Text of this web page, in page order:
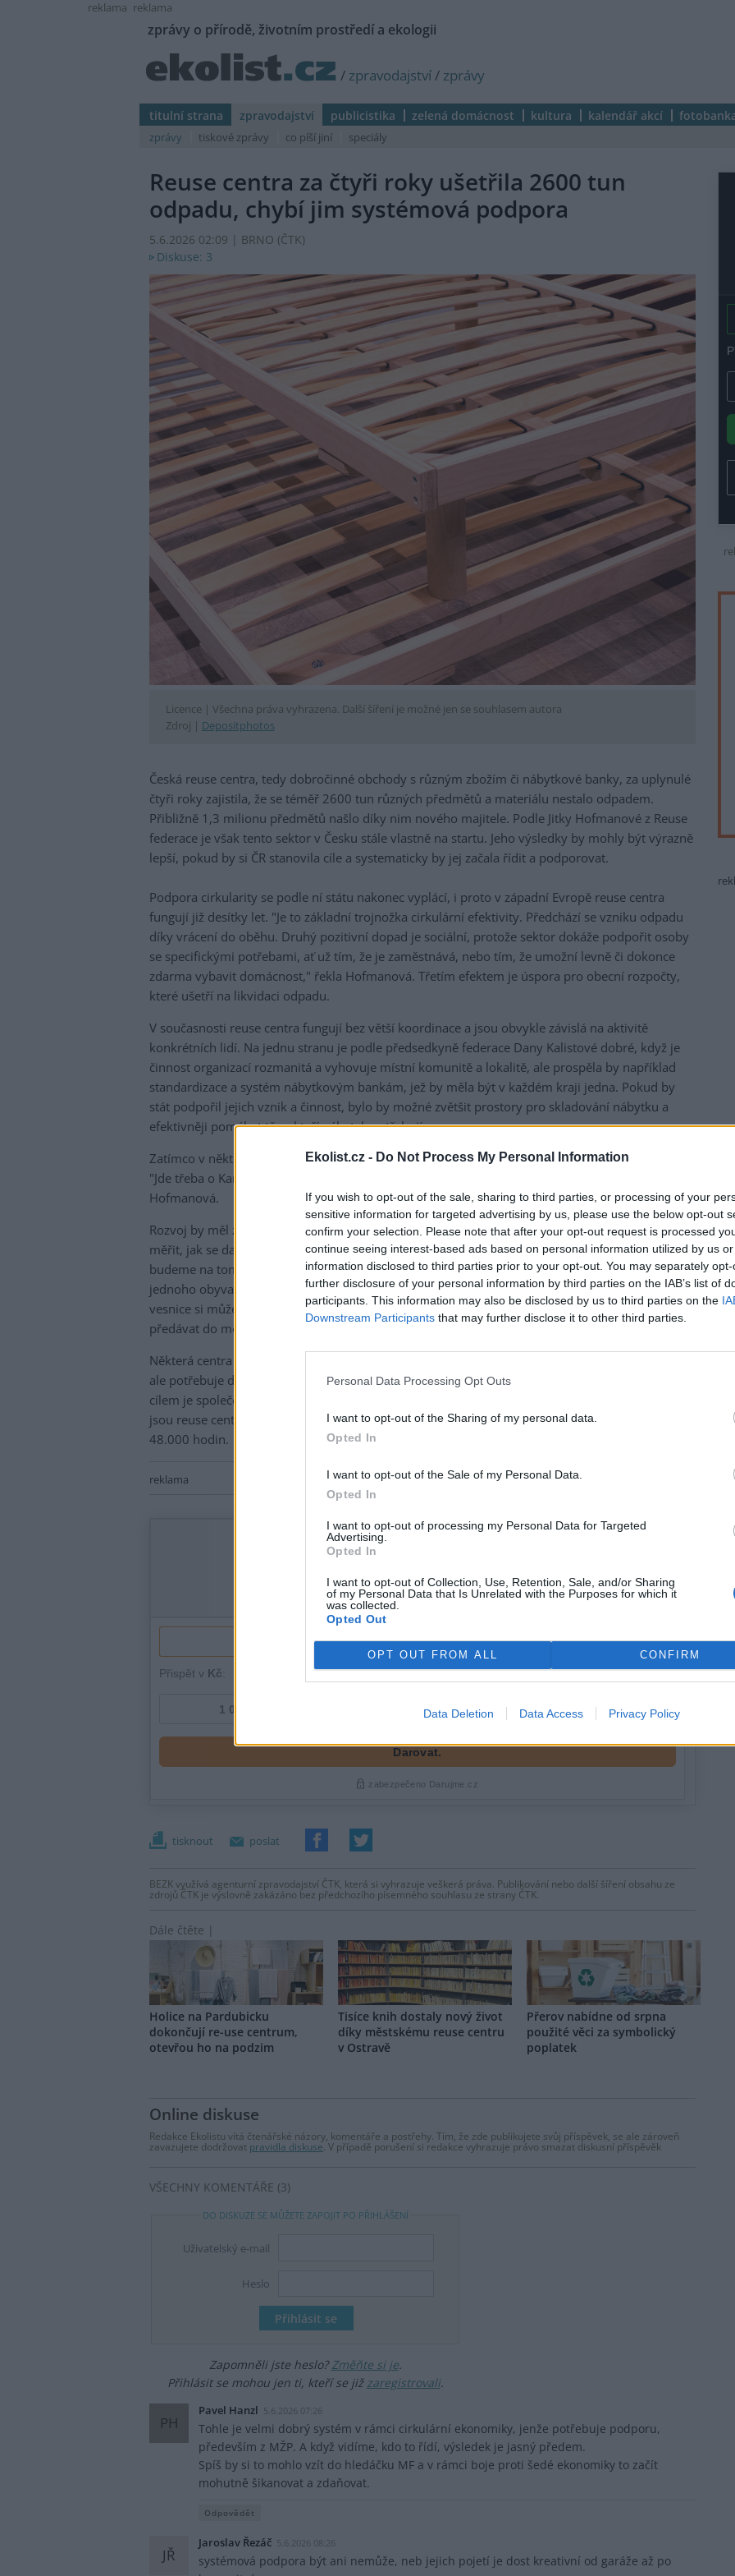
Ekolist.cz - Do Not Process My Personal Information
If you wish to opt-out of the sale, sharing to third parties, or processing of your
sensitive information for targeted advertising by us, please use the below opt-out
confirm your selection. Please note that after your opt-out request is processed
continue seeing interest-based ads based on personal information utilized by us
information disclosed to third parties prior to your opt-out. You may separately
further disclosure of your personal information by third parties on the IAB’s list of
participants. This information may also be disclosed by us to third parties on the
Downstream Participants that may further disclose it to other third parties.
Personal Data Processing Opt Outs
I want to opt-out of the Sharing of my personal data.
Opted In
I want to opt-out of the Sale of my Personal Data.
Opted In
I want to opt-out of processing my Personal Data for Targeted
Advertising.
Opted In
I want to opt-out of Collection, Use, Retention, Sale, and/or Sharing
of my Personal Data that Is Unrelated with the Purposes for which it
was collected.
Opted Out
OPT OUT FROM ALL CONFIRM
Data Deletion Data Access Privacy Policy
reklama reklama
zprávy o přírodě, životním prostředí a ekologii
/ zpravodajství/ zprávy
titulní strana zpravodajství publicistika zelená domácnost kultura kalendář akcí
zprávy tiskové zprávy co píší jiní speciály
Reuse centra za čtyři roky ušetřila 2600 tun
odpadu, chybí jim systémová podpora
5.6.2026 02:09 | BRNO (ČTK)
Diskuse: 3
Licence | Všechna práva vyhrazena. Další šíření je možné jen se souhlasem autora
Zdroj | Depositphotos
Česká reuse centra, tedy dobročinné obchody s různým zbožím či nábytkové banky, za uplynulé
čtyři roky zajistila, že se téměř 2600 tun různých předmětů a materiálu nestalo odpadem.
Přibližně 1,3 milionu předmětů našlo díky nim nového majitele. Podle Jitky Hofmanové z Reuse
federace je však tento sektor v Česku stále vlastně na startu. Jeho výsledky by mohly být výrazně
lepší, pokud by si ČR stanovila cíle a systematicky by jej začala řídit a podporovat.
Podpora cirkularity se podle ní státu nakonec vyplácí, i proto v západní Evropě reuse centra
fungují již desítky let. "Je to základní trojnožka cirkulární efektivity. Předchází se vzniku odpadu
díky vrácení do oběhu. Druhý pozitivní dopad je sociální, protože sektor dokáže podpořit osoby
se specifickými potřebami, ať už tím, že je zaměstnává, nebo tím, že umožní levně či dokonce
zdarma vybavit domácnost," řekla Hofmanová. Třetím efektem je úspora pro obecní rozpočty,
které ušetří na likvidaci odpadu.
V současnosti reuse centra fungují bez větší koordinace a jsou obvykle závislá na aktivitě
konkrétních lidí. Na jednu stranu je podle předsedkyně federace Dany Kalistové dobré, když je
činnost organizací rozmanitá a vyhovuje místní komunitě a lokalitě, ale prospěla by například
standardizace a systém nábytkovým bankám, jež by měla být v každém kraji jedna. Pokud by
stát podpořil jejich vznik a činnost, bylo by možné zvětšit prostory pro skladování nábytku a
efektivněji pomáhat těm, kteří nábytek potřebují.
Zatímco v některých krajích funguje reuse center několik, jsou regiony, kde jich je velmi málo.
"Jde třeba o Karlovarský kraj, velký potenciál vidíme v Moravskoslezském kraji," řekla
Hofmanová.
Rozvoj by měl začít podle ní tím, že si stát stanoví cíle, vytvoří podpůrný systém a pak je možné
měřit, jak se daří cílů dosahovat. "V západní Evropě to funguje, takže se stačí inspirovat a
budeme na tom pracovat. Jedním z měřitelných cílů je například roční úspora odpadu na
jednoho obyvatele," řekla Hofmanová. Nemusí to podle ní být jen otázka měst, protože každá
vesnice si může pořídit kontejner či stavební buňku, kde bude věci skladovat. Poté je může
předávat do měst, kde už fungují centra, kam si lidé chodí nakupovat nebo brát potřebné věci.
Některá centra se dokážou uživit sama a ještě jim zbývají peníze na dobročinné projekty, většina
ale potřebuje dofinancovat z veřejných zdrojů, což v některých městech funguje. "Primárním
cílem je společenská prospěšnost a nikoliv zisk, jak je to u bazarů," řekla Hofmanová. I proto
jsou reuse centra závislá také na dobrovlnické práci, za čtyři roky tito lidé odpracovali přes
48.000 hodin.
reklama
tisknout poslat
BEZK využívá agenturní zpravodajství ČTK, která si vyhrazuje veškerá práva. Publikování nebo další šíření obsahu ze
zdrojů ČTK je výslovně zakázáno bez předchozího písemného souhlasu ze strany ČTK.
Dále čtěte |
Holice na Pardubicku
dokončují re-use centrum,
otevřou ho na podzim
Tisíce knih dostaly nový život
díky městskému reuse centru
v Ostravě
Přerov nabídne od srpna
použité věci za symbolický
poplatek
Online diskuse
Redakce Ekolistu vítá čtenářské názory, komentáře a postřehy. Tím, že zde publikujete svůj příspěvek, se ale zároveň
zavazujete dodržovat pravidla diskuse. V případě porušení si redakce vyhrazuje právo smazat diskusní příspěvěk
VŠECHNY KOMENTÁŘE (3)
DO DISKUZE SE MŮŽETE ZAPOJIT PO PŘIHLÁŠENÍ
Uživatelský e-mail
Heslo
Zapomněli jste heslo?Změňte si je.
Přihlásit se mohou jen ti, kteří se již zaregistrovali.
PH
Pavel Hanzl 5.6.2026 07:26
Tohle je velmi dobrý systém v rámci cirkulární ekonomiky, jenže potřebuje podporu,
především z MŽP. A když vidíme, kdo to řídí, výsledek je jasný předem.
Spíš by si to mohlo vzít do hledáčku MF a v rámci boje proti šedé ekonomiky to začít
mohutně šikanovat a zdaňovat.
Odpovědět
JŘ
Jaroslav Řezáč 5.6.2026 08:26
systémová podpora být ani nemůže, neb jejich pojetí je dost kreativní od garáže až po